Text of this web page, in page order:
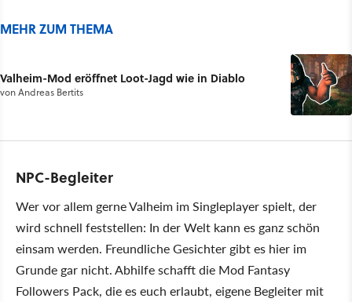
MEHR ZUM THEMA
Valheim-Mod eröffnet Loot-Jagd wie in Diablo
vonAndreas Bertits
NPC-Begleiter
Wer vor allem gerne Valheim im Singleplayer spielt, der
wird schnell feststellen: In der Welt kann es ganz schön
einsam werden. Freundliche Gesichter gibt es hier im
Grunde gar nicht. Abhilfe schafft die Mod Fantasy
Followers Pack, die es euch erlaubt, eigene Begleiter mit